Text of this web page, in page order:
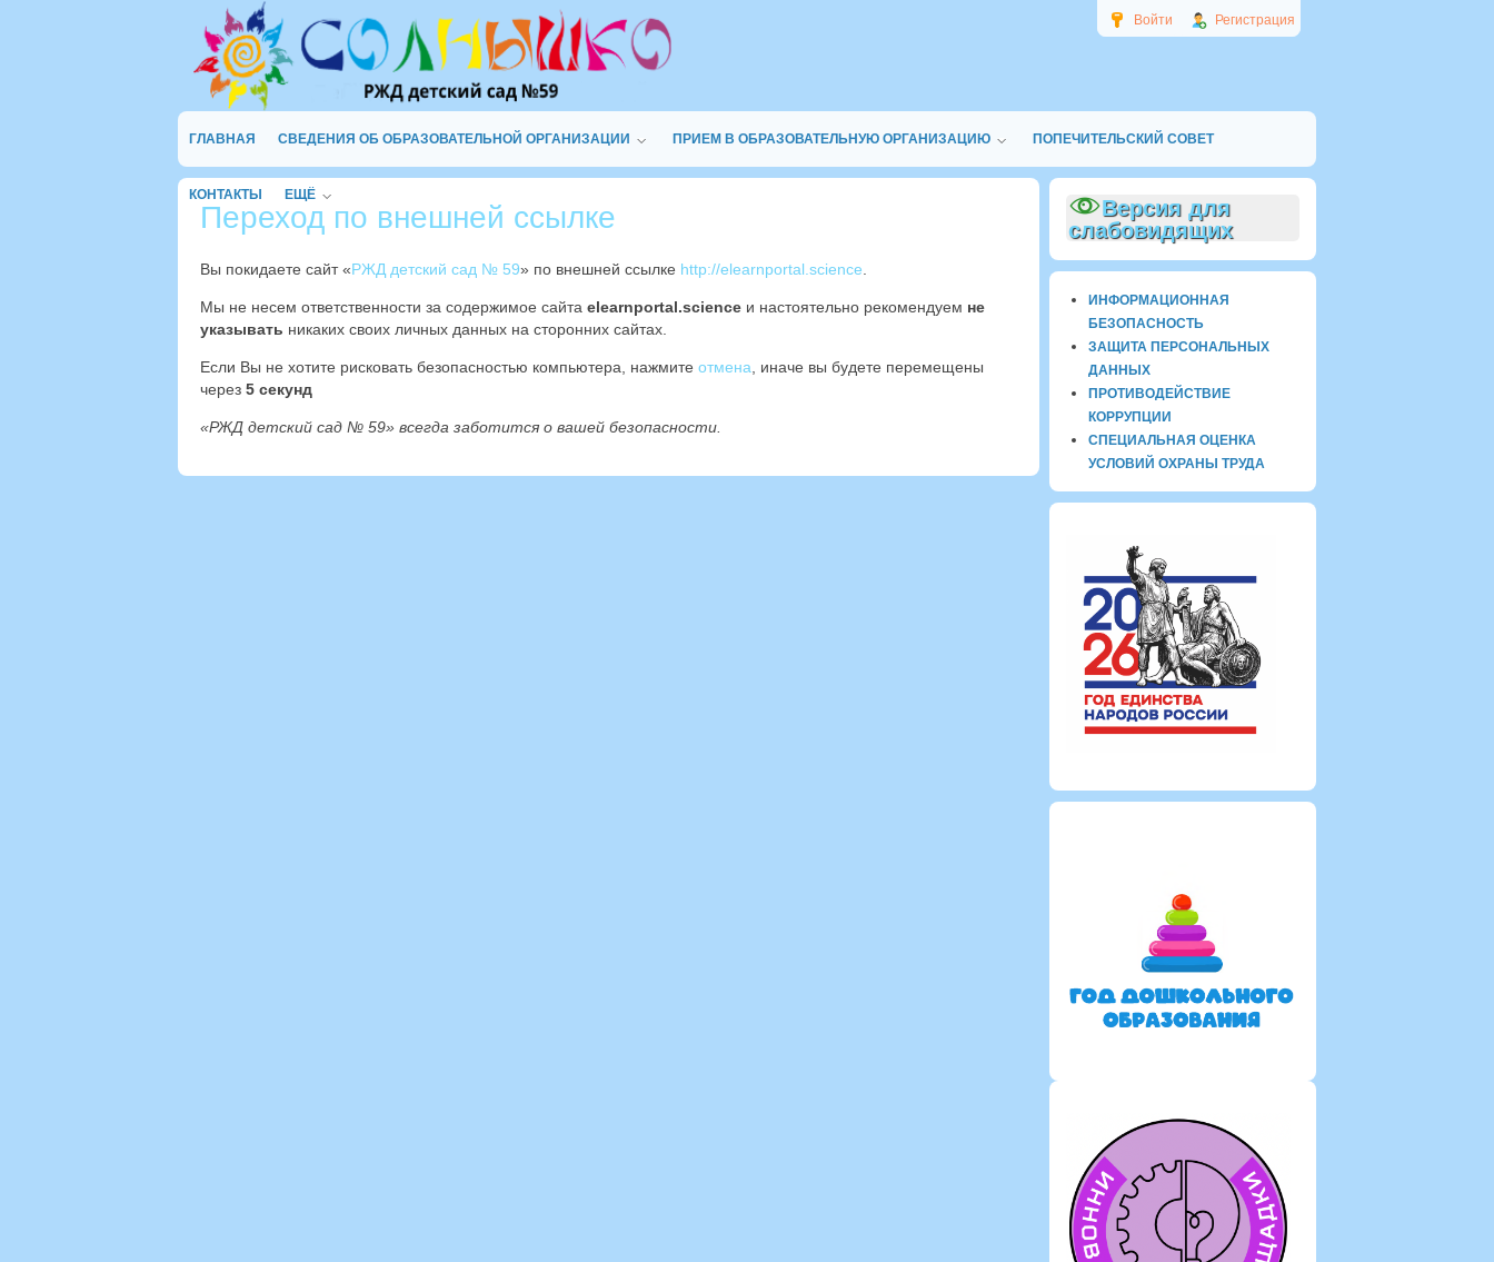
Войти Регистрация
ГЛАВНАЯ СВЕДЕНИЯ ОБ ОБРАЗОВАТЕЛЬНОЙ ОРГАНИЗАЦИИ ПРИЕМ В ОБРАЗОВАТЕЛЬНУЮ ОРГАНИЗАЦИЮ ПОПЕЧИТЕЛЬСКИЙ СОВЕТ
КОНТАКТЫ ЕЩЁ
Переход по внешней ссылке
Вы покидаете сайт «РЖД детский сад № 59» по внешней ссылке http://elearnportal.science
Мы не несем ответственности за содержимое сайта elearnportal.science и настоятельно рекомендуем не
указывать никаких своих личных данных на сторонних сайтах.
Если Вы не хотите рисковать безопасностью компьютера, нажмите отмена , иначе вы будете перемещены
через 4 секунд
«РЖД детский сад № 59» всегда заботится о вашей безопасности.
Версия для
слабовидящих
ИНФОРМАЦИОННАЯ
БЕЗОПАСНОСТЬ
ЗАЩИТА ПЕРСОНАЛЬНЫХ
ДАННЫХ
ПРОТИВОДЕЙСТВИЕ
КОРРУПЦИИ
СПЕЦИАЛЬНАЯ ОЦЕНКА
УСЛОВИЙ ОХРАНЫ ТРУДА